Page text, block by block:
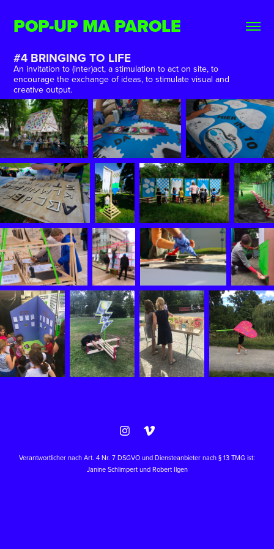
POP-UP MA PAROLE
#4 BRINGING TO LIFE
An invitation to (inter)act, a stimulation to act on site, to
encourage the exchange of ideas, to stimulate visual and
creative output.
Verantwortlicher nach Art. 4 Nr. 7 DSGVO und Diensteanbieter nach § 13 TMG ist:
Janine Schlimpert und Robert Ilgen